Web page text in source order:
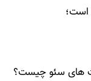
است؛
های سئو چیست؟